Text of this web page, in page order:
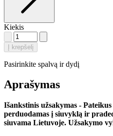
Kiekis
Į krepšelį
Pasirinkite spalvą ir dydį
Aprašymas
Išankstinis užsakymas -
perduodamas į siuvyklą ir
siuvama Lietuvoje. Užsakymo